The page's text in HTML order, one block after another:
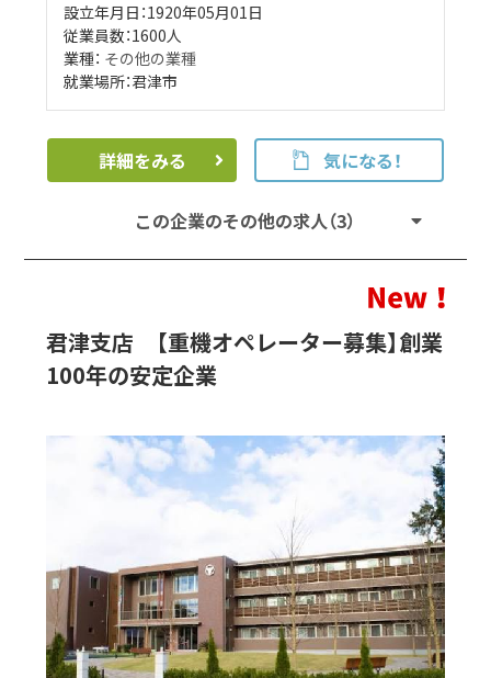
設立年月日：1920年05月01日
従業員数：1600人
業種： その他の業種
就業場所：君津市
詳細をみる 気になる！
この企業のその他の求人（3）
君津支店 【重機オペレーター募集】創業
100年の安定企業